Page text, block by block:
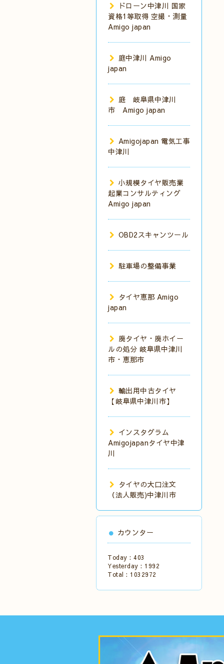
ドローン中津川 国家
資格1等取得 空撮・測量
Amigo japan
庭中津川 Amigo
japan
庭 岐阜県中津川
市 Amigo japan
Amigojapan 電気工事
中津川
小規模タイヤ販売業
起業コンサルティング
Amigo japan
OBD2スキャンツール
駐車場の整備事業
タイヤ恵那 Amigo
japan
廃タイヤ・廃ホイー
ルの処分 岐阜県中津川
市・恵那市
輸出用中古タイヤ
【岐阜県中津川市】
インスタグラム
Amigojapanタイヤ中津
川
タイヤの大口注文
（法人販売)中津川市
カウンター
Today : 403
Yesterday : 1992
Total : 1032972